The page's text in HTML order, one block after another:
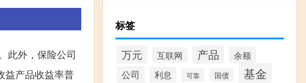
此外，保险公司
益产品收益率普
标签
万元 互联网 产品
余额
公司
利息 可靠 国债 基金